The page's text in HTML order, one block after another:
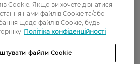
більше
Cookie. Якщо ви хочете дізнатися
нами файлів Cookie та/або
щодо файлів Cookie, будь
Політіка конфіденційності
файли Cookie